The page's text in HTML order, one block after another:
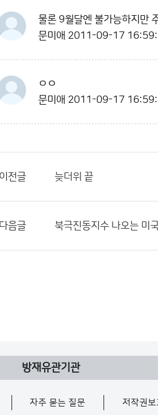
물론 9월달엔 불가능하지만
문미애 2011-09-17
ㅇㅇ
문미애 2011-09-17
이전글 늦더위 끝
다음글 북극진동지수 나오는 미
방재유관기관
자주 묻는 질문 저작권